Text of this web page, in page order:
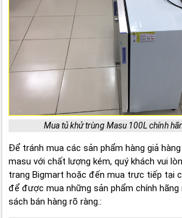
Mua tủ khử trùng Masu 100L chính
Để tránh mua các sản phẩm hàng giả
masu với chất lượng kém, quý khách vui
trang Bigmart hoặc đến mua trực tiếp tại
để được mua những sản phẩm chính hãng
sách bán hàng rõ ràng.: